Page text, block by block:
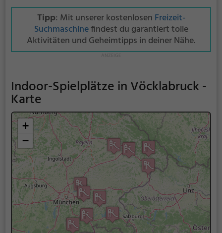
Tipp: Mit unserer kostenlosen Freizeit-
Suchmaschinefindest du garantiert tolle
Aktivitäten und Geheimtipps in deiner Nähe.
Indoor-Spielplätze in Vöcklabruck -
Karte
+
−